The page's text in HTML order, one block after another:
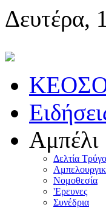
Δευτέρα,
Αμπέλι
Δελτία
Nομοθεσία
'Eρευνες
Συνέδρια